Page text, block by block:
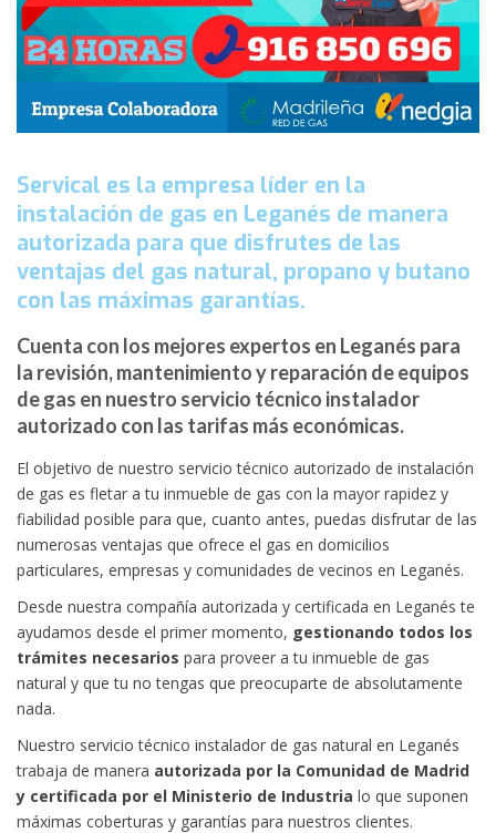
Servical es la empresa líder en la
instalación de gas en Leganés de manera
autorizada para que disfrutes de las
ventajas del gas natural, propano y butano
con las máximas garantías.
Cuenta con los mejores expertos en Leganés para
la revisión, mantenimiento y reparación de equipos
de gas en nuestro servicio técnico instalador
autorizado con las tarifas más económicas.
El objetivo de nuestro servicio técnico autorizado de instalación
de gas es fletar a tu inmueble de gas con la mayor rapidez y
fiabilidad posible para que, cuanto antes, puedas disfrutar de las
numerosas ventajas que ofrece el gas en domicilios
particulares, empresas y comunidades de vecinos en Leganés.
Desde nuestra compañía autorizada y certificada en Leganés te
ayudamos desde el primer momento, gestionando todos los
trámites necesarios para proveer a tu inmueble de gas
natural y que tu no tengas que preocuparte de absolutamente
nada.
Nuestro servicio técnico instalador de gas natural en Leganés
trabaja de manera autorizada por la Comunidad de Madrid
y certificada por el Ministerio de Industria lo que suponen
máximas coberturas y garantías para nuestros clientes.